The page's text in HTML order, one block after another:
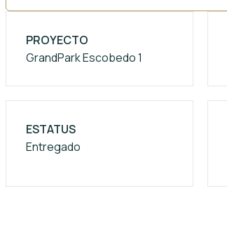
PROYECTO
GrandPark Escobedo 1
ESTATUS
Entregado